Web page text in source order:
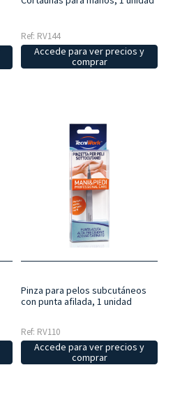
Ref: RV144
Accede para ver precios y
comprar
Pinza para pelos subcutáneos
con punta afilada, 1 unidad
Ref: RV110
Accede para ver precios y
comprar